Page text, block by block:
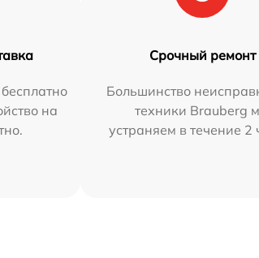
на
Срочный ремонт
Большинство
техники Brauberg
устраняем в течение 2